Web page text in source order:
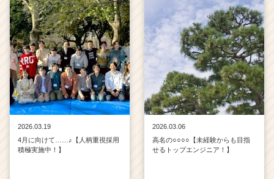
2026.03.19
4月に向けて……♪【人柄重視採用
積極実施中！】
2026.03.06
高名の○○○○【未経験からも目指
せるトップエンジニア！】